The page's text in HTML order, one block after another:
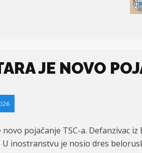
JE NOVO
novo pojačanje TSC-a. Defanzivac
U inostranstvu je nosio dres